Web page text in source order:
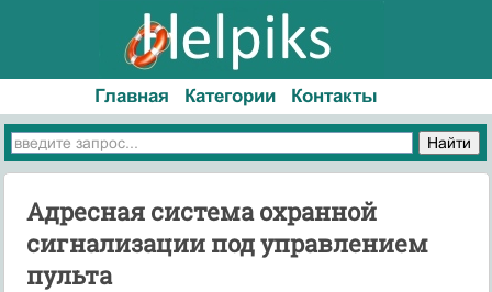
Главная Категории Контакты
Адресная система охранной
сигнализации под управлением
пульта